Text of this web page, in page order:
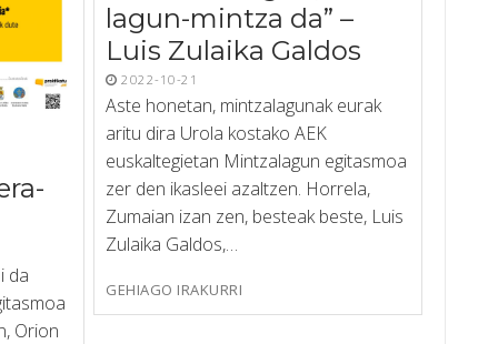
da
Orion
lagun-mintza da” –
Luis Zulaika Galdos
2022-10-21
Aste honetan, mintzalagunak eurak
aritu dira Urola kostako AEK
euskaltegietan Mintzalagun egitasmoa
zer den ikasleei azaltzen. Horrela,
Zumaian izan zen, besteak beste, Luis
Zulaika Galdos,…
GEHIAGO IRAKURRI